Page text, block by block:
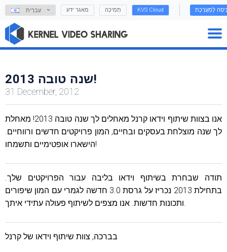
עִברִית מאגר ידע תְמִיכָה KVS Cloud לַמַעֲרֶכֶת
שנה טובה 2013!
31 December, 2012
אנו בצוות שיתוף וידאו קרנל מאחלים לך שנה טובה 2013! מאחלת
לך שנה מוצלחת בעסקים ובחיים, המון פרויקטים חדשים ורווחיים.
הישארו אופטימיים ותשמחו!
תודה שבחרת בשיתוף וידאו בליבה עבור הפרויקטים שלך.
בתחילת 2013 נכריז על גרסת 3.0 חדשה לגמרי עם המון שיפורים
ותכונות חדשות. אנו מצפים לשיתוף פעולה עתידי איתך.
בברכה, צוות שיתוף וידאו של קרנל